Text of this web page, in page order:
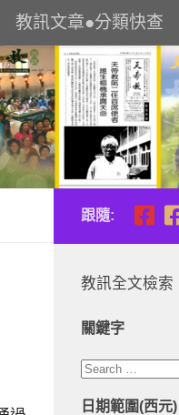
教訊文章●分類快查
跟隨:
教訊全文檢索
關鍵字
日期範圍(西元)